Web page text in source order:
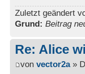
Zuletzt geändert
Grund: Beitrag
Re: Alice
von vector2a»